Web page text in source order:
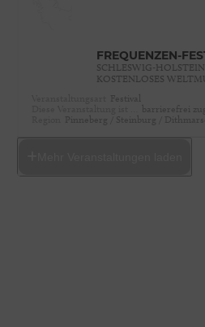
FREQUENZEN-
SCHLESWIG-
OSTENLOSES